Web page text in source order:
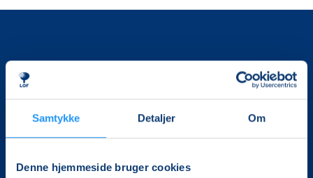
Samtykke Detaljer Om
Denne hjemmeside bruger cookies
Det, der er vigtigt for samfundet, er vigtigt for os
Vi skaber rammerne for meningsfulde møder mellem